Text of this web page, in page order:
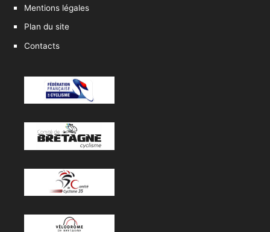
Mentions légales
Plan du site
Contacts